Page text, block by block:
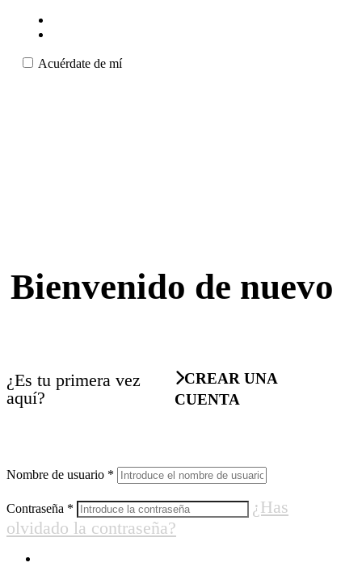
Acuérdate de mí
Bienvenido de nuevo
¿Es tu primera vez
aquí?
CREAR UNA
CUENTA
Nombre de usuario *
Contraseña *
¿Has
olvidado la contraseña?